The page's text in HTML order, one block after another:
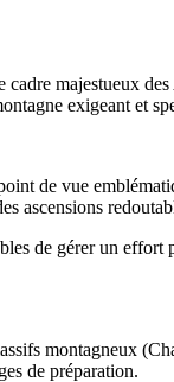
majestueux
exigeant et
de vue
de gérer un
montagneux
de préparation.